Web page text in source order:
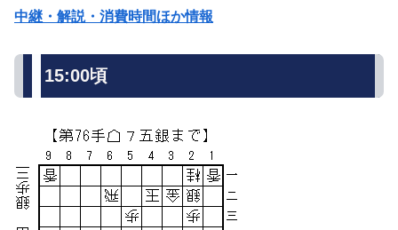
中継・解説・消費時間ほか情報
15:00頃